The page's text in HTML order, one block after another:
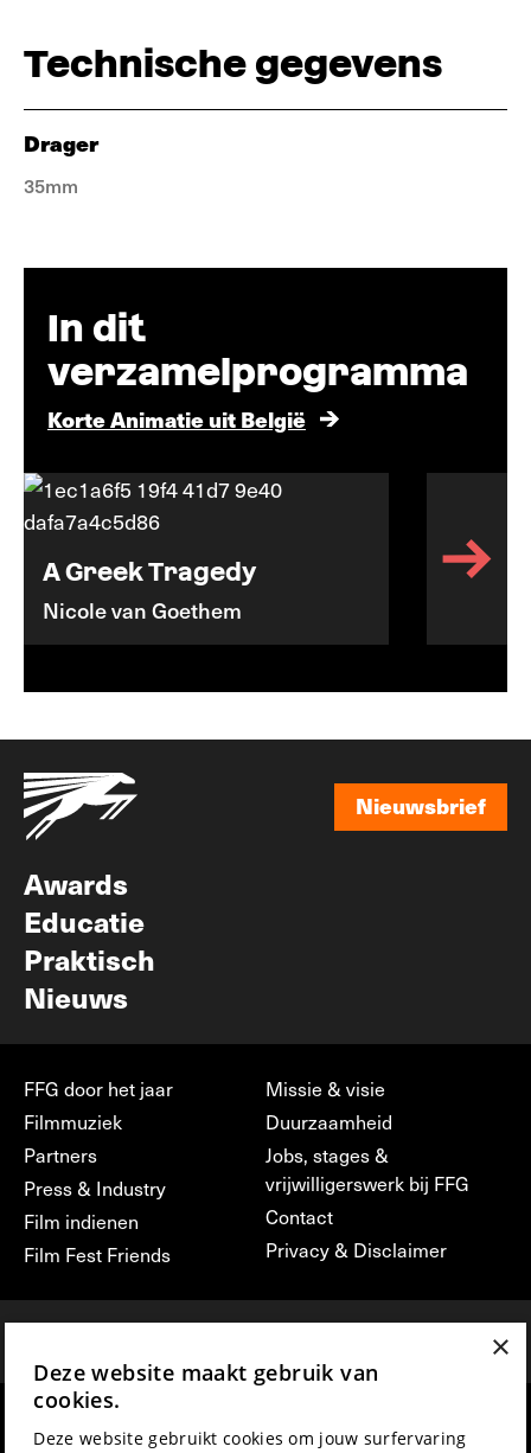
Technische gegevens
Drager
35mm
In dit
verzamelprogramma
Korte Animatie uit België
A Greek Tragedy
Nicole van Goethem
Nieuwsbrief
Awards
Educatie
Praktisch
Nieuws
FFG door het jaar
Filmmuziek
Partners
Press & Industry
Film indienen
Film Fest Friends
Missie & visie
Duurzaamheid
Jobs, stages &
vrijwilligerswerk bij FFG
Contact
Privacy & Disclaimer
hosted by made by
×
Deze website maakt gebruik van
cookies.
Deze website gebruikt cookies om jouw surfervaring